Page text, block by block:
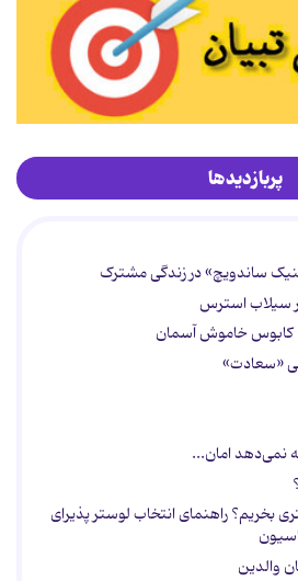
پربازدیدها
ساندویچ» در زندگی مشترک
سیلاب استرس
کابوس خاموش آسمان
«سعادت»
نمی‌دهد امان...
بخریم؟ راهنمای انتخاب لوستر پذیرای
والدین